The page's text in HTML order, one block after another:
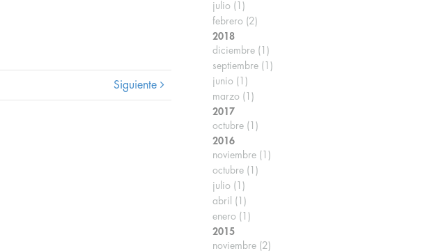
Siguiente
julio (1)
febrero (2)
2018
diciembre (1)
septiembre (1)
junio (1)
marzo (1)
2017
octubre (1)
2016
noviembre (1)
octubre (1)
julio (1)
abril (1)
enero (1)
2015
noviembre (2)